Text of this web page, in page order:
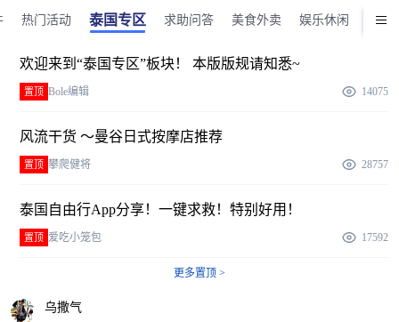
热门活动 泰国专区 求助问答 美食外卖 娱乐休闲 商品
欢迎来到“泰国专区”板块！ 本版版规请知悉~
置顶 Bole编辑 14075
风流干货 ～曼谷日式按摩店推荐
置顶 攀爬健将 28757
泰国自由行App分享！一键求救！特别好用！
置顶 爱吃小笼包 17592
更多置顶 >
乌撒气